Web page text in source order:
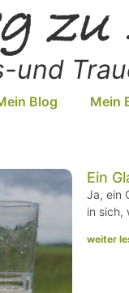
und
Blog Mein
Ein
Ja, ein
in sich,
weiter